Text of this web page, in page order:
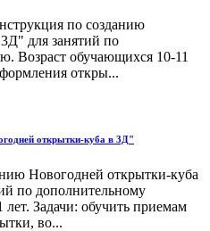
по созданию
для занятий по
Возраст обучающихся 10-11
откры...
открытки-куба в 3Д"
Новогодней открытки-куба
по дополнительному
лет. Задачи: обучить приемам
во...